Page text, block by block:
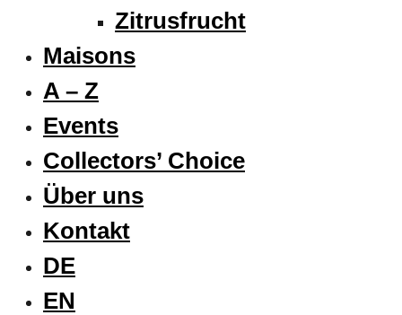
Zitrusfrucht
Maisons
A – Z
Events
Collectors’ Choice
Über uns
Kontakt
DE
EN